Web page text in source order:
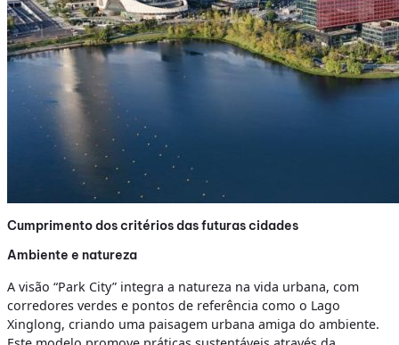
Cumprimento dos critérios das futuras cidades
Ambiente e natureza
A visão “Park City” integra a natureza na vida urbana, com
corredores verdes e pontos de referência como o Lago
Xinglong, criando uma paisagem urbana amiga do ambiente.